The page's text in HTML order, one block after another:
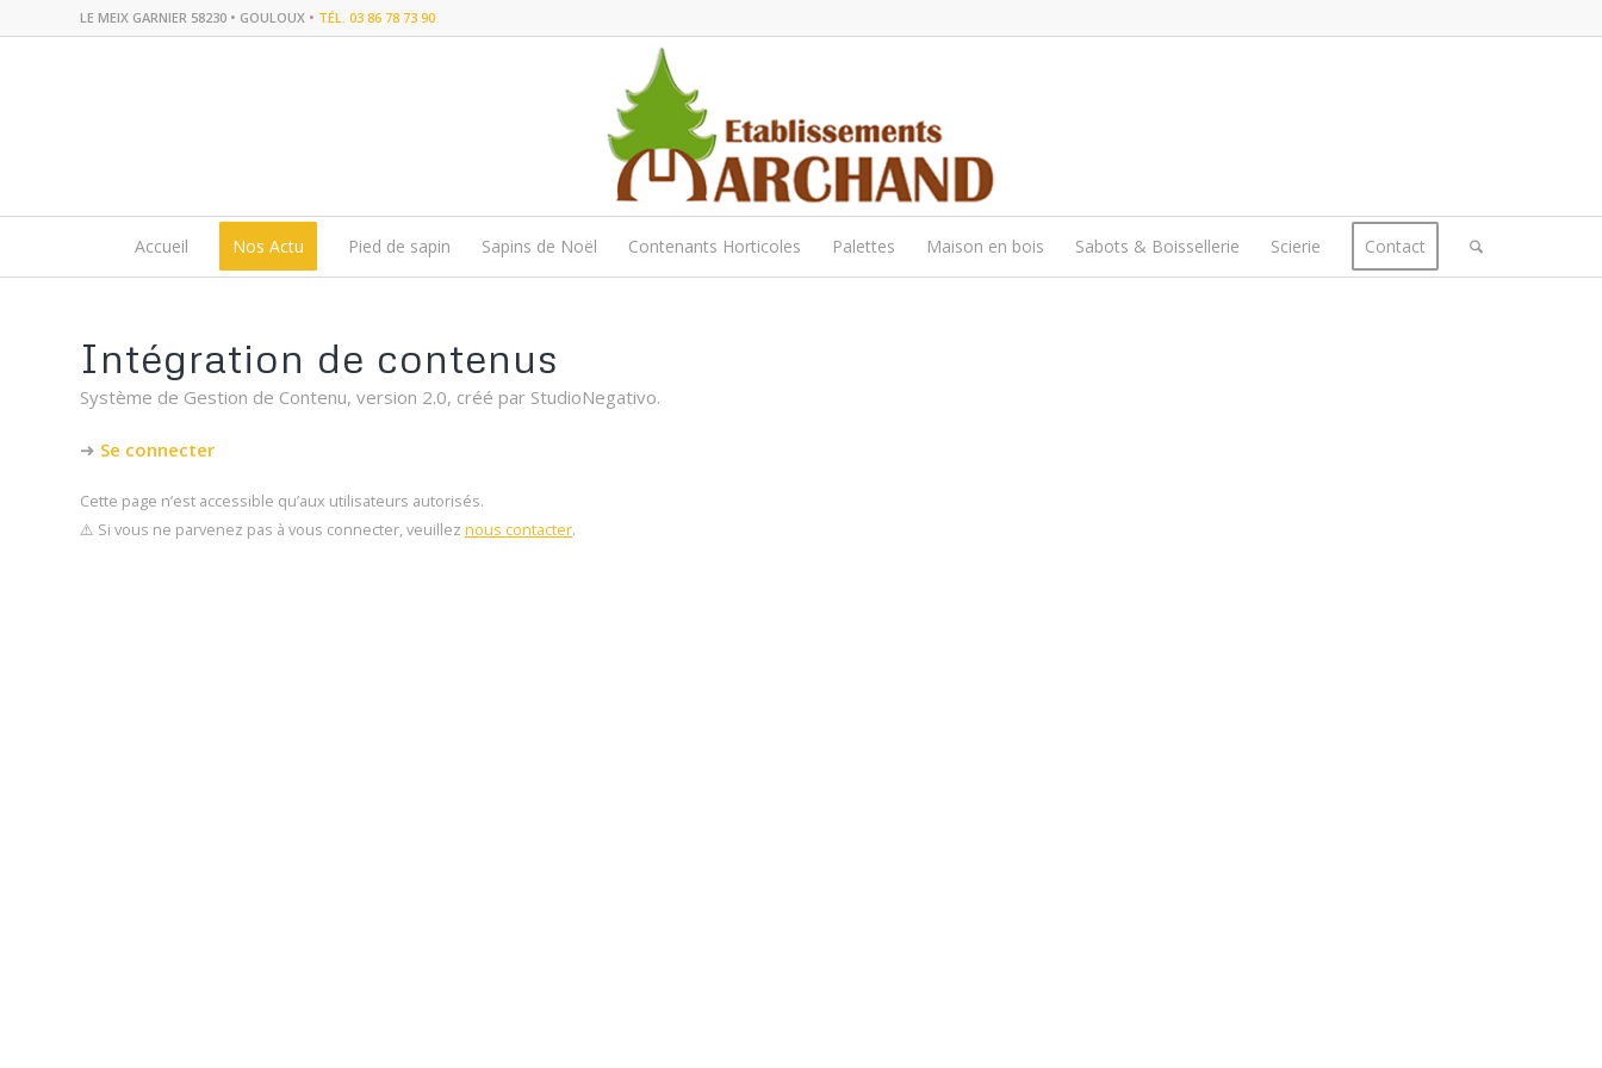
LE MEIX GARNIER 58230 • GOULOUX • TÉL. 03 86 78 73 90
Accueil Nos Actu Pied de sapin Sapins de Noël Contenants Horticoles Palettes Maison en bois Sabots & Boissellerie Scierie Contact
Intégration de contenus
Système de Gestion de Contenu, version 2.0, créé par StudioNegativo.
➜ Se connecter
Cette page n’est accessible qu’aux utilisateurs autorisés.
⚠️ Si vous ne parvenez pas à vous connecter, veuillez nous contacter.